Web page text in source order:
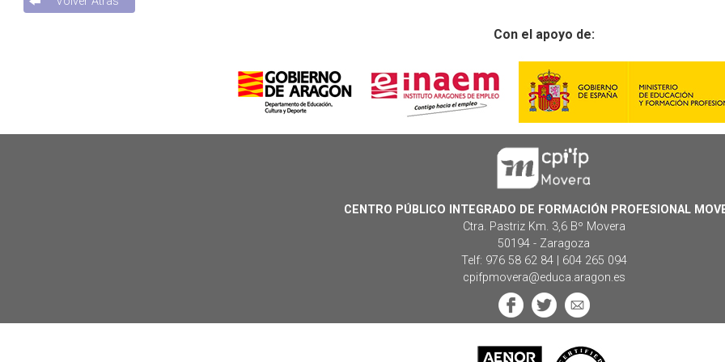
Con el apoyo de:
CENTRO PÚBLICO INTEGRADO DE FORMACIÓN PROFESIONAL
Ctra. Pastriz Km. 3,6 Bº Movera
50194 - Zaragoza
Telf: 976 58 62 84 | 604 265 094
cpifpmovera@educa.aragon.es